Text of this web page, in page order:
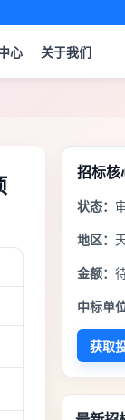
心 关于我们
招标核
状态：
地区：
金额：
中标单位
获取